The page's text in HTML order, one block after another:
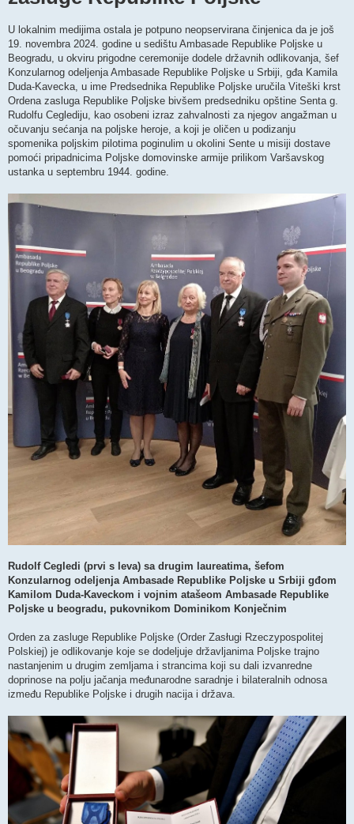
U lokalnim medijima ostala je potpuno neopservirana činjenica da je još
19. novembra 2024. godine u sedištu Ambasade Republike Poljske u
Beogradu, u okviru prigodne ceremonije dodele državnih odlikovanja, šef
Konzularnog odeljenja Ambasade Republike Poljske u Srbiji, gđa Kamila
Duda-Kavecka, u ime Predsednika Republike Poljske uručila Viteški krst
Ordena zasluga Republike Poljske bivšem predsedniku opštine Senta g.
Rudolfu Ceglediju, kao osobeni izraz zahvalnosti za njegov angažman u
očuvanju sećanja na poljske heroje, a koji je oličen u podizanju
spomenika poljskim pilotima poginulim u okolini Sente u misiji dostave
pomoći pripadnicima Poljske domovinske armije prilikom Varšavskog
ustanka u septembru 1944. godine.
Rudolf Cegledi (prvi s leva) sa drugim laureatima, šefom
Konzularnog odeljenja Ambasade Republike Poljske u Srbiji gđom
Kamilom Duda-Kaveckom i vojnim atašeom Ambasade Republike
Poljske u beogradu, pukovnikom Dominikom Konječnim
Orden za zasluge Republike Poljske (Order Zasługi Rzeczypospolitej
Polskiej) je odlikovanje koje se dodeljuje državljanima Poljske trajno
nastanjenim u drugim zemljama i strancima koji su dali izvanredne
doprinose na polju jačanja međunarodne saradnje i bilateralnih odnosa
između Republike Poljske i drugih nacija i država.